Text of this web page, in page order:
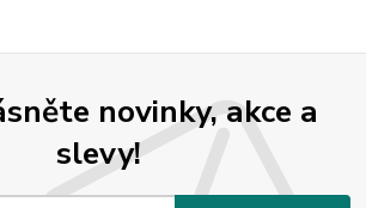
novinky, akce a
slevy!